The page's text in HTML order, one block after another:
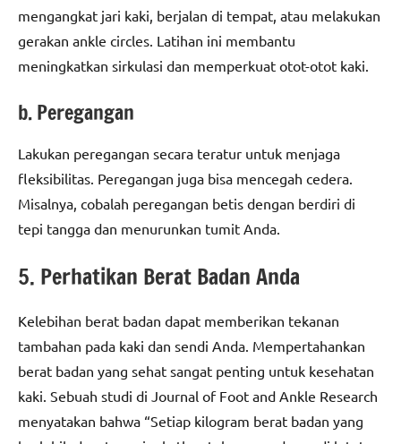
mengangkat jari kaki, berjalan di tempat, atau melakukan
gerakan ankle circles. Latihan ini membantu
meningkatkan sirkulasi dan memperkuat otot-otot kaki.
b. Peregangan
Lakukan peregangan secara teratur untuk menjaga
fleksibilitas. Peregangan juga bisa mencegah cedera.
Misalnya, cobalah peregangan betis dengan berdiri di
tepi tangga dan menurunkan tumit Anda.
5. Perhatikan Berat Badan Anda
Kelebihan berat badan dapat memberikan tekanan
tambahan pada kaki dan sendi Anda. Mempertahankan
berat badan yang sehat sangat penting untuk kesehatan
kaki. Sebuah studi di Journal of Foot and Ankle Research
menyatakan bahwa “Setiap kilogram berat badan yang